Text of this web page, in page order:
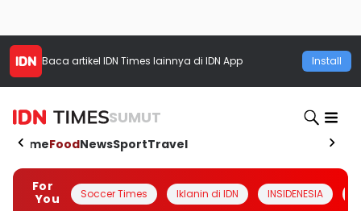
Baca artikel IDN Times lainnya di IDN App Install
SUMUT
HomeFoodNewsSportTravel
For
You
Soccer Times Iklanin di IDN INSIDENESIA